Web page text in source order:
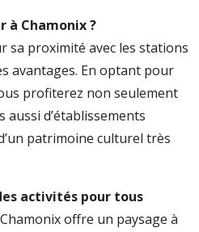
à Chamonix ?
sa proximité avec les stations
avantages. En optant pour
profiterez non seulement
aussi d’établissements
patrimoine culturel très
activités pour tous
offre un paysage à